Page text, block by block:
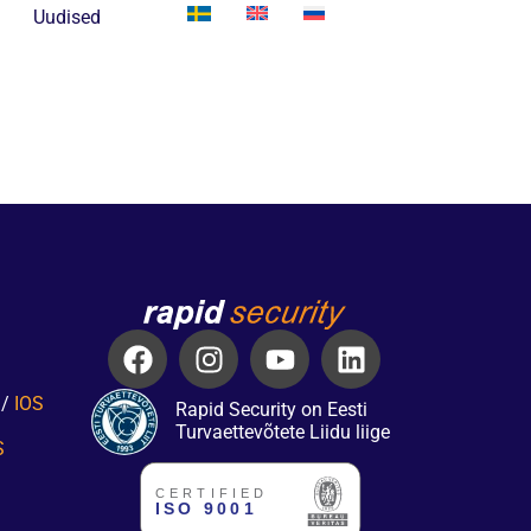
Uudised
/ IOS
Rapid Security on Eesti
Turvaettevõtete Liidu liige